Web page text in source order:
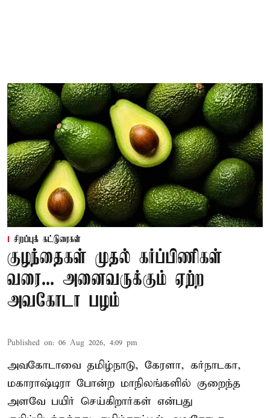
சிறப்புக் கட்டுரைகள்
குழந்தைகள் முதல் கர்ப்பிணிகள்
வரை... அனைவருக்கும் ஏற்ற
அவகோடா பழம்
Published on: 06 Aug 2026, 4:09 pm
அவகோடாவை தமிழ்நாடு, கேரளா, கர்நாடகா,
மகாராஷ்டிரா போன்ற மாநிலங்களில் குறைந்த
அளவே பயிர் செய்கிறார்கள் என்பது